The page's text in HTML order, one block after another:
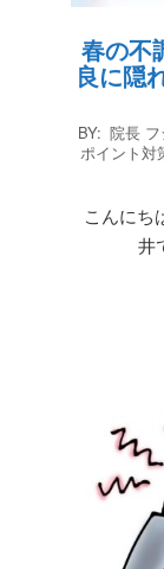
春の不
良に隠
2024-
04-
BY: 院長 フ
ポイント対
こんにち
井